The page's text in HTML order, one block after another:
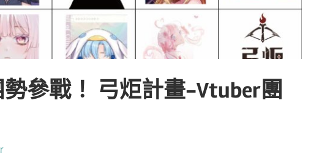
勢參戰！ 弓炬計畫-Vtuber團